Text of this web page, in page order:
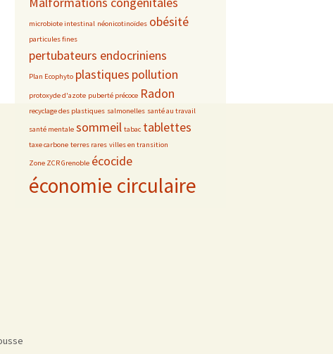
microbiote intestinal néonicotinoïdes obésité
particules fines
pertubateurs endocriniens
Plan Ecophyto plastiques pollution
protoxyde d'azote puberté précoce Radon
recyclage des plastiques salmonelles santé au travail
santé mentale sommeil tabac tablettes
taxe carbone terres rares villes en transition
Zone ZCR Grenoble écocide
économie circulaire